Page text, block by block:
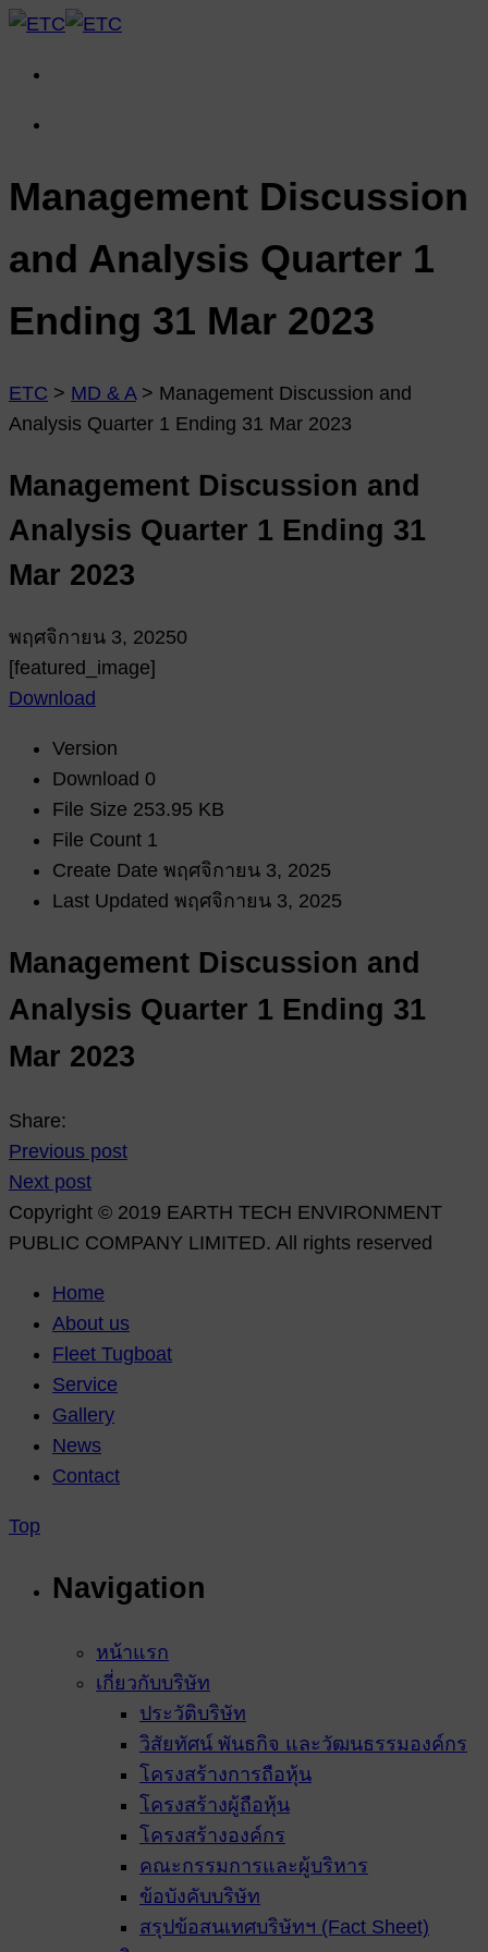
Management Discussion
and Analysis Quarter 1
Ending 31 Mar 2023
ETC > MD & A> Management Discussion and
Analysis Quarter 1 Ending 31 Mar 2023
Management Discussion and
Analysis Quarter 1 Ending 31
Mar 2023
พฤศจิกายน 3, 20250
[featured_image]
Download
Version
Download 0
File Size 253.95 KB
File Count 1
Create Date พฤศจิกายน 3, 2025
Last Updated พฤศจิกายน 3, 2025
Management Discussion and
Analysis Quarter 1 Ending 31
Mar 2023
Share:
Previous post
Next post
Copyright © 2019 EARTH TECH ENVIRONMENT
PUBLIC COMPANY LIMITED. All rights reserved
Home
About us
Fleet Tugboat
Service
Gallery
News
Contact
Top
Navigation
หน้าแรก
เกี่ยวกับบริษัท
ประวัติบริษัท
วิสัยทัศน์ พันธกิจ และวัฒนธรรมองค์กร
โครงสร้างการถือหุ้น
โครงสร้างผู้ถือหุ้น
โครงสร้างองค์กร
คณะกรรมการและผู้บริหาร
ข้อบังคับบริษัท
สรุปข้อสนเทศบริษัทฯ (Fact Sheet)